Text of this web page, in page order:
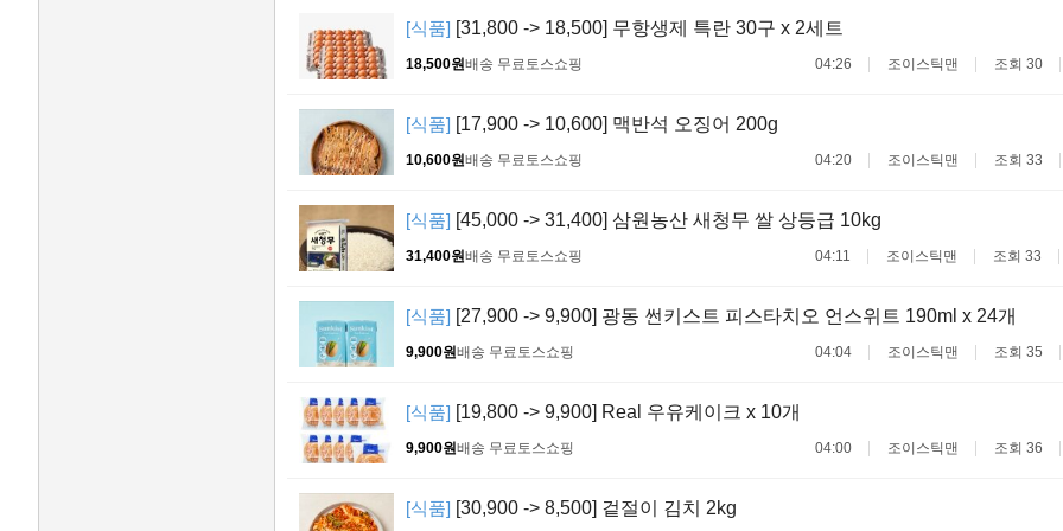
[식품] [31,800 -> 18,500] 무항생제 특란 30구 x 2세트
18,500원배송 무료 토스쇼핑 04:26 조이스틱맨 조회 30
[식품] [17,900 -> 10,600] 맥반석 오징어 200g
10,600원배송 무료 토스쇼핑 04:20 조이스틱맨 조회 33
[식품] [45,000 -> 31,400] 삼원농산 새청무 쌀 상등급 10kg
31,400원배송 무료 토스쇼핑 04:11 조이스틱맨 조회 33
[식품] [27,900 -> 9,900] 광동 썬키스트 피스타치오 언스위트 190ml x 24개
9,900원배송 무료 토스쇼핑 04:04 조이스틱맨 조회 35
[식품] [19,800 -> 9,900] Real 우유케이크 x 10개
9,900원배송 무료 토스쇼핑 04:00 조이스틱맨 조회 36
[식품] [30,900 -> 8,500] 겉절이 김치 2kg